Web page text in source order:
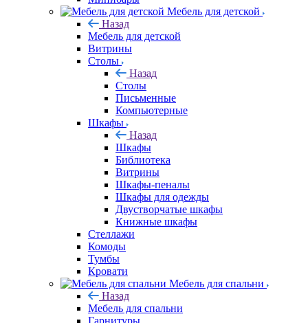
Мебель для детской
Назад
Мебель для детской
Витрины
Столы
Назад
Столы
Письменные
Компьютерные
Шкафы
Назад
Шкафы
Библиотека
Витрины
Шкафы-пеналы
Шкафы для одежды
Двустворчатые шкафы
Книжные шкафы
Стеллажи
Комоды
Тумбы
Кровати
Мебель для спальни
Назад
Мебель для спальни
Гарнитуры